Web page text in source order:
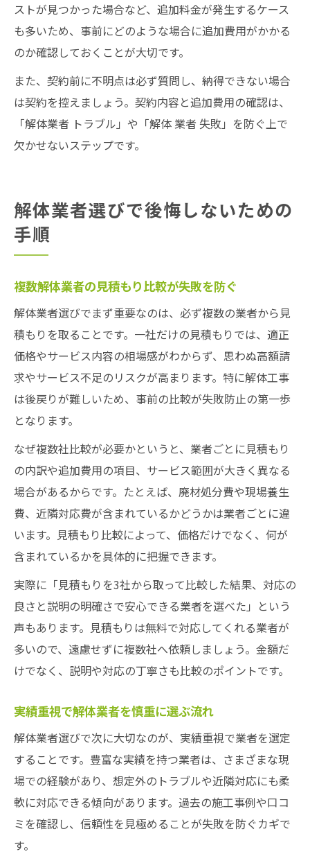
ストが見つかった場合など、追加料金が発生するケース
も多いため、事前にどのような場合に追加費用がかかる
のか確認しておくことが大切です。
また、契約前に不明点は必ず質問し、納得できない場合
は契約を控えましょう。契約内容と追加費用の確認は、
「解体業者 トラブル」や「解体 業者 失敗」を防ぐ上で
欠かせないステップです。
解体業者選びで後悔しないための
手順
複数解体業者の見積もり比較が失敗を防ぐ
解体業者選びでまず重要なのは、必ず複数の業者から見
積もりを取ることです。一社だけの見積もりでは、適正
価格やサービス内容の相場感がわからず、思わぬ高額請
求やサービス不足のリスクが高まります。特に解体工事
は後戻りが難しいため、事前の比較が失敗防止の第一歩
となります。
なぜ複数社比較が必要かというと、業者ごとに見積もり
の内訳や追加費用の項目、サービス範囲が大きく異なる
場合があるからです。たとえば、廃材処分費や現場養生
費、近隣対応費が含まれているかどうかは業者ごとに違
います。見積もり比較によって、価格だけでなく、何が
含まれているかを具体的に把握できます。
実際に「見積もりを3社から取って比較した結果、対応の
良さと説明の明確さで安心できる業者を選べた」という
声もあります。見積もりは無料で対応してくれる業者が
多いので、遠慮せずに複数社へ依頼しましょう。金額だ
けでなく、説明や対応の丁寧さも比較のポイントです。
実績重視で解体業者を慎重に選ぶ流れ
解体業者選びで次に大切なのが、実績重視で業者を選定
することです。豊富な実績を持つ業者は、さまざまな現
場での経験があり、想定外のトラブルや近隣対応にも柔
軟に対応できる傾向があります。過去の施工事例や口コ
ミを確認し、信頼性を見極めることが失敗を防ぐカギで
す。